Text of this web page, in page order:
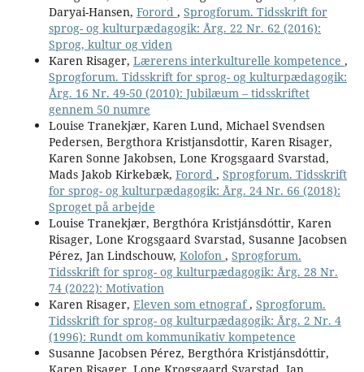
Daryai-Hansen, Forord , Sprogforum. Tidsskrift for
sprog- og kulturpædagogik: Årg. 22 Nr. 62 (2016):
Sprog, kultur og viden
Karen Risager, Lærerens interkulturelle kompetence ,
Sprogforum. Tidsskrift for sprog- og kulturpædagogik:
Årg. 16 Nr. 49-50 (2010): Jubilæum – tidsskriftet
gennem 50 numre
Louise Tranekjær, Karen Lund, Michael Svendsen
Pedersen, Bergthora Kristjansdottir, Karen Risager,
Karen Sonne Jakobsen, Lone Krogsgaard Svarstad,
Mads Jakob Kirkebæk, Forord , Sprogforum. Tidsskrift
for sprog- og kulturpædagogik: Årg. 24 Nr. 66 (2018):
Sproget på arbejde
Louise Tranekjær, Bergthóra Kristjánsdóttir, Karen
Risager, Lone Krogsgaard Svarstad, Susanne Jacobsen
Pérez, Jan Lindschouw, Kolofon , Sprogforum.
Tidsskrift for sprog- og kulturpædagogik: Årg. 28 Nr.
74 (2022): Motivation
Karen Risager, Eleven som etnograf, Sprogforum.
Tidsskrift for sprog- og kulturpædagogik: Årg. 2 Nr. 4
(1996): Rundt om kommunikativ kompetence
Susanne Jacobsen Pérez, Bergthóra Kristjánsdóttir,